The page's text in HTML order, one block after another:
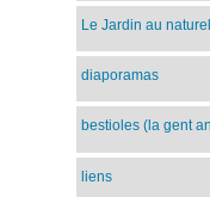
Le Jardin au naturel
diaporamas
bestioles (la gent
liens